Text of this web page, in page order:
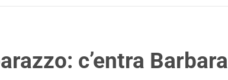
c’entra Barbara